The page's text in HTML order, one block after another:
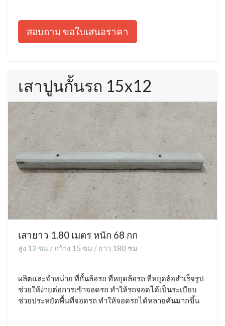
สอบถาม ขอใบเสนอราคา
เสาปูนกั้นรถ 15x12
เสายาว 1.80 เมตร หนัก 68 กก
สูง 12 ซม / กว้าง 15 ซม / ยาว 180 ซม
ผลิตและจำหน่าย ที่กั้นล้อรถ ที่หยุดล้อรถ ที่หยุดล้อสำเร็จรูป
ช่วยให้ง่ายต่อการเข้าจอดรถ ทำให้รถจอดได้เป็นระเบียบ
ช่วยประหยัดพื้นที่จอดรถ ทำให้จอดรถได้หลายคันมากขึ้น